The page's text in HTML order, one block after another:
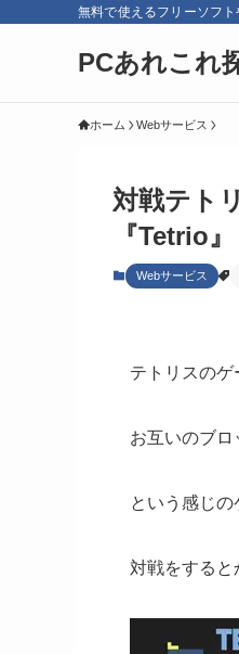
無料で使えるフリーソフ
PCあれこれ
ホーム Webサービス
対戦テト
『Tetrio』
Webサービス
テトリスのゲ
お互いのブロ
という感じの
対戦をすると